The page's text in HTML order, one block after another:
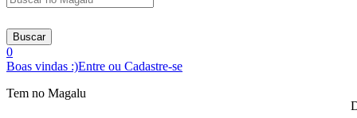
Buscar
0
Boas vindas :)Entre ou Cadastre-se
Tem no Magalu